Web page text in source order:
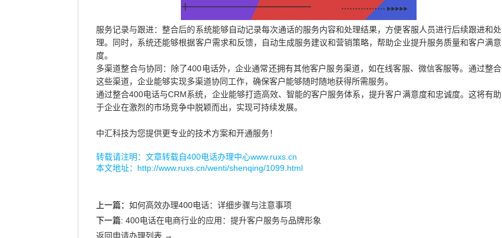
服务记录与跟进：整合后的系统能够自动记录每次通话的服务内容和处理结果，方便客服人员进行后续跟进和处
理。同时，系统还能够根据客户需求和反馈，自动生成服务建议和营销策略，帮助企业提升服务质量和客户满意
度。
多渠道整合与协同：除了400电话外，企业通常还拥有其他客户服务渠道，如在线客服、微信客服等。通过整合
这些渠道，企业能够实现多渠道协同工作，确保客户能够随时随地获得所需服务。
通过整合400电话与CRM系统，企业能够打造高效、智能的客户服务体系，提升客户满意度和忠诚度。这将有助
于企业在激烈的市场竞争中脱颖而出，实现可持续发展。
中汇科技为您提供更专业的技术方案和开通服务！
转载请注明：文章转载自400电话办理中心www.ruxs.cn
本文地址： http://www.ruxs.cn/wenti/shenqing/1099.html
上一篇： 如何高效办理400电话：详细步骤与注意事项
下一篇: 400电话在电商行业的应用：提升客户服务与品牌形象
返回申请办理列表 →